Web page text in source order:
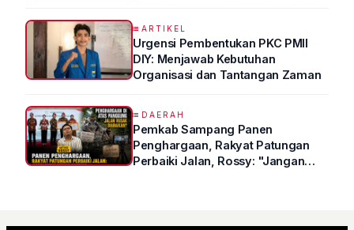
ARTIKEL
Urgensi Pembentukan PKC PMII
DIY: Menjawab Kebutuhan
Organisasi dan Tantangan Zaman
DAERAH
Pemkab Sampang Panen
Penghargaan, Rakyat Patungan
Perbaiki Jalan, Rossy: "Jangan